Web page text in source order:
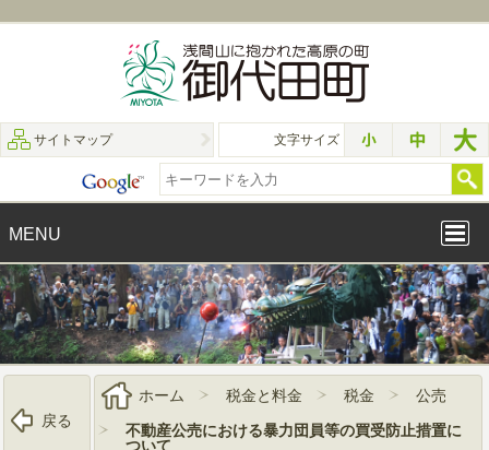
サイトマップ 文字サイズ
MENU
戻る
ホーム 税金と料金 税金
公売
不動産公売における暴力団員等の買受防止措置に
ついて